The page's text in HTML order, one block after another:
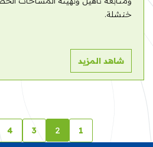
خنشلة.
شاهد المزيد
1
2
3
4